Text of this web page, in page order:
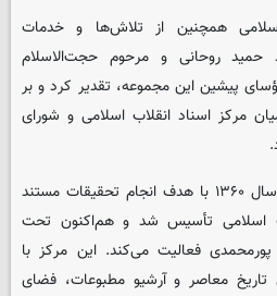
همچنین از تلاش‌ها و خدمات
حمید روحانی و مرحوم حجت‌الاسلام
پیشین این مجموعه، تقدیر کرد و بر
مرکز اسناد انقلاب اسلامی و شورای
مرکز اسناد انقلاب اسلامی در سال ۱۳۶۰ با هدف انجام تحقیقات مستند
اسلامی تأسیس شد و هم‌اکنون تحت
فعالیت می‌کند. این مرکز با
تاریخ معاصر و آرشیو مطبوعات، فضای